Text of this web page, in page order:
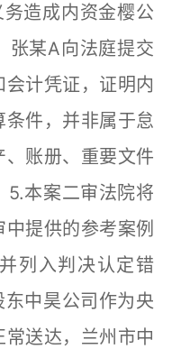
造成内资金樱公
张某A向法庭提交
计凭证，证明内
件，并非属于怠
账册、重要文件
5.本案二审法院将
提供的参考案例
列入判决认定错
中昊公司作为央
送达，兰州市中